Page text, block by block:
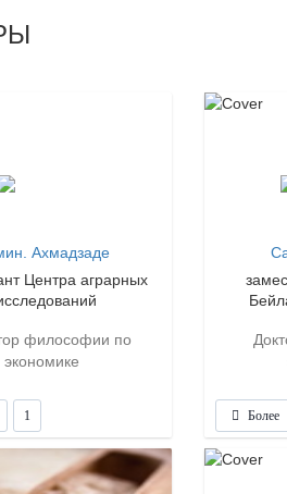
Ахмадзаде
Центра аграрных
философии по
экономике
1 Более